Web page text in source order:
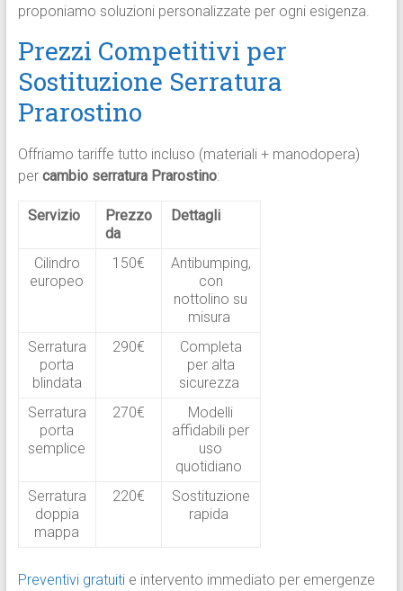
proponiamo soluzioni personalizzate per ogni esigenza.
Prezzi Competitivi per
Sostituzione Serratura
Prarostino
Offriamo tariffe tutto incluso (materiali + manodopera)
per cambio serratura Prarostino:
Servizio
Prezzo
da
Dettagli
Cilindro
europeo
150€
Antibumping,
con
nottolino su
misura
Serratura
porta
blindata
290€
Completa
per alta
sicurezza
Serratura
porta
semplice
270€
Modelli
affidabili per
uso
quotidiano
Serratura
doppia
mappa
220€
Sostituzione
rapida
Preventivi gratuitie intervento immediato per emergenze